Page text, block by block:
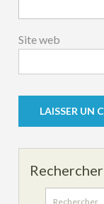
Site web
Rechercher
Search